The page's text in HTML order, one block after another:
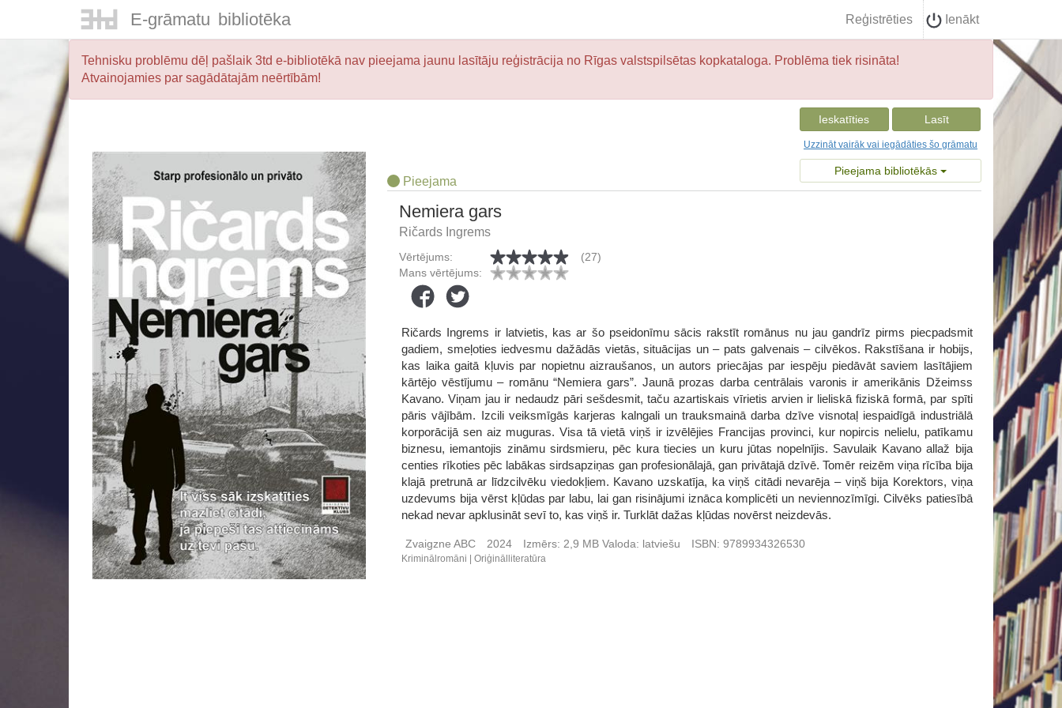
E-grāmatu bibliotēka Reģistrēties Ienākt
Tehnisku problēmu dēļ pašlaik 3td e-bibliotēkā nav pieejama jaunu lasītāju reģistrācija no Rīgas valstspilsētas kopkataloga. Problēma tiek risināta!
Atvainojamies par sagādātajām neērtībām!
Ieskatīties Lasīt
Uzzināt vairāk vai iegādāties šo grāmatu
Pieejama bibliotēkās
Pieejama
Nemiera gars
Ričards Ingrems
Vērtējums:
(27)
Mans vērtējums:
Ričards Ingrems ir latvietis, kas ar šo pseidonīmu sācis rakstīt romānus nu jau gandrīz pirms piecpadsmit
gadiem, smeļoties iedvesmu dažādās vietās, situācijas un – pats galvenais – cilvēkos. Rakstīšana ir hobijs,
kas laika gaitā kļuvis par nopietnu aizraušanos, un autors priecājas par iespēju piedāvāt saviem lasītājiem
kārtējo vēstījumu – romānu “Nemiera gars”. Jaunā prozas darba centrālais varonis ir amerikānis Džeimss
Kavano. Viņam jau ir nedaudz pāri sešdesmit, taču azartiskais vīrietis arvien ir lieliskā fiziskā formā, par spīti
pāris vājībām. Izcili veiksmīgās karjeras kalngali un trauksmainā darba dzīve visnotaļ iespaidīgā industriālā
korporācijā sen aiz muguras. Visa tā vietā viņš ir izvēlējies Francijas provinci, kur nopircis nelielu, patīkamu
biznesu, iemantojis zināmu sirdsmieru, pēc kura tiecies un kuru jūtas nopelnījis. Savulaik Kavano allaž bija
centies rīkoties pēc labākas sirdsapziņas gan profesionālajā, gan privātajā dzīvē. Tomēr reizēm viņa rīcība bija
klajā pretrunā ar līdzcilvēku viedokļiem. Kavano uzskatīja, ka viņš citādi nevarēja – viņš bija Korektors, viņa
uzdevums bija vērst kļūdas par labu, lai gan risinājumi iznāca komplicēti un neviennozīmīgi. Cilvēks patiesībā
nekad nevar apklusināt sevī to, kas viņš ir. Turklāt dažas kļūdas novērst neizdevās.
Zvaigzne ABC 2024 Izmērs: 2,9 MBValoda: latviešu ISBN: 9789934326530
Kriminālromāni Oriģinālliteratūra